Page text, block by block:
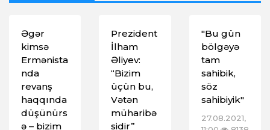
Əgər
kimsə
Ermənista
nda
revanş
haqqında
düşünürs
ə – bizim
Prezident
İlham
Əliyev:
“Bizim
üçün bu,
Vətən
müharibə
sidir”
"Bu gün
bölgəyə
tam
sahibik,
söz
sahibiyik"
27.08.2021,